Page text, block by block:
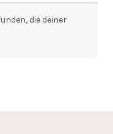
die deiner